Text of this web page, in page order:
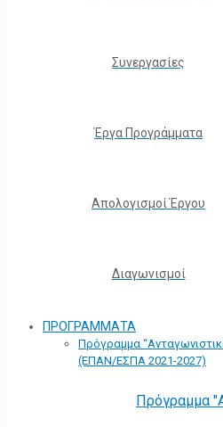
Συνεργασίες
Έργα Προγράμματα
Απολογισμοί Έργου
Διαγωνισμοί
ΠΡΟΓΡΑΜΜΑΤΑ
Πρόγραμμα
(ΕΠΑΝ/ΕΣΠΑ 2021-2027)
Πρόγραμμα